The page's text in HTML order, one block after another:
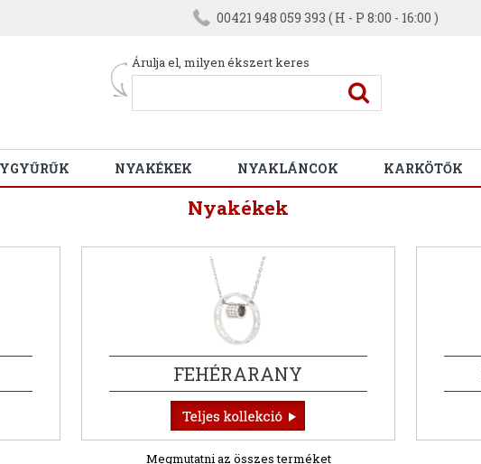
00421 948 059 393 ( H - P 8:00 - 16:00 )
Árulja el, milyen ékszert keres
NYAKÉKEK NYAKLÁNCOK KARKÖTŐK
Nyakékek
FEHÉRARANY
Megmutatni az összes terméket